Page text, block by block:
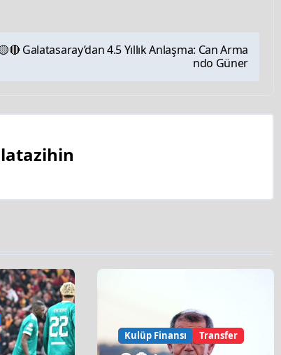
Galatasaray’dan 4.5 Yıllık Anlaşma: Can Arma
ndo Güner
Kulüp Finansı Transfer